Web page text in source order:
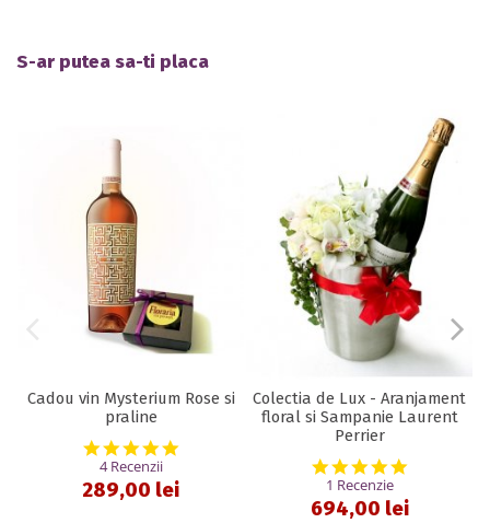
S-ar putea sa-ti placa
Cadou vin Mysterium Rose si
praline
5.0 star rating
4 Recenzii
289,00 lei
Colectia de Lux - Aranjament
floral si Sampanie Laurent
Perrier
5.0 star
1 Recenzie
694,00 lei